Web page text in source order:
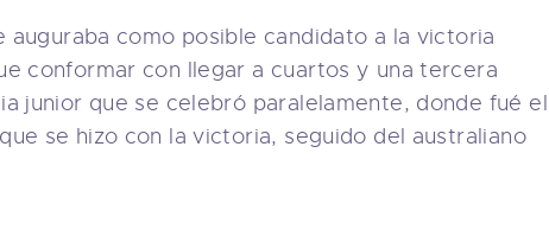
auguraba como posible candidato a la victoria
conformar con llegar a cuartos y una tercera
junior que se celebró paralelamente, donde fué el
se hizo con la victoria, seguido del australiano